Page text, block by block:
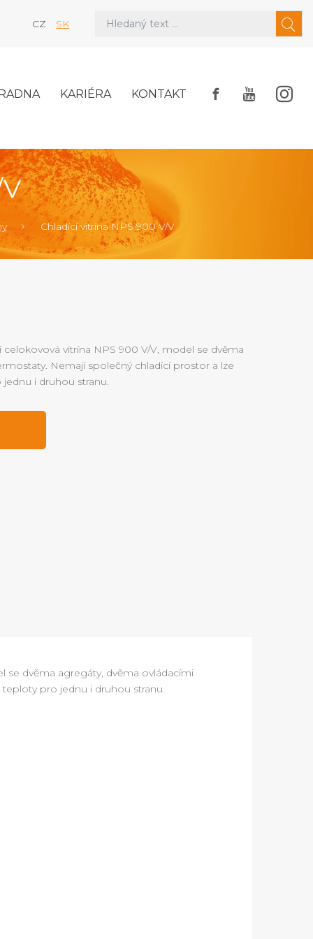
CZ SK
KARIÉRA KONTAKT
Chladící vitrína NPS 900 V/V
vitrína NPS 900 V/V, model se dvěma
Nemají společný chladící prostor a lze
i druhou stranu.
se dvěma agregáty, dvěma ovládacími
pro jednu i druhou stranu.